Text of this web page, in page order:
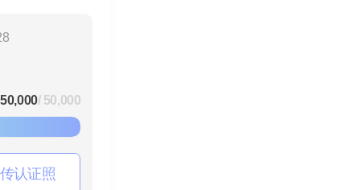
50,000/ 50,000
传认证照